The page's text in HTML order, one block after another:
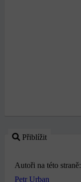
Přiblížit
Autoři na této straně:
Petr Urban